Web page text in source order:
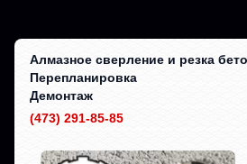
Алмазное сверление и резка
Перепланировка
Демонтаж
(473) 291-85-85